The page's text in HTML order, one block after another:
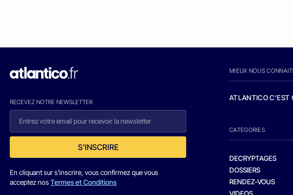
RECEVEZ NOTRE NEWSLETTER
S'INSCRIRE
En cliquant sur s'inscrire, vous confirmez que vous
acceptez nosTermes et Conditions
MIEUX NOUS
ATLANTICO C'EST
CATEGORIES
DECRYPTAGES
DOSSIERS
RENDEZ-VOUS
VIDEOS